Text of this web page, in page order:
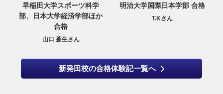
明治大学国際日本学部 合格
T.Kさん
明治大学経営学部、東洋大
学経営学部ほか 合格
新発田校の合格体験記一覧へ